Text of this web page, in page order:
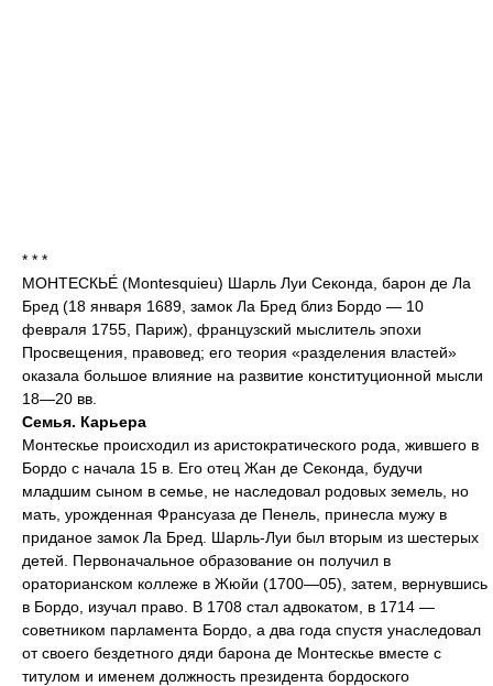
* * *
МОНТЕСКЬЕ́ (Montesquieu) Шарль Луи Секонда, барон де Ла
Бред (18 января 1689, замок Ла Бред близ Бордо — 10
февраля 1755, Париж), французский мыслитель эпохи
Просвещения, правовед; его теория «разделения властей»
оказала большое влияние на развитие конституционной мысли
18—20 вв.
Семья. Карьера
Монтескье происходил из аристократического рода, жившего в
Бордо с начала 15 в. Его отец Жан де Секонда, будучи
младшим сыном в семье, не наследовал родовых земель, но
мать, урожденная Франсуаза де Пенель, принесла мужу в
приданое замок Ла Бред. Шарль-Луи был вторым из шестерых
детей. Первоначальное образование он получил в
ораторианском коллеже в Жюйи (1700—05), затем, вернувшись
в Бордо, изучал право. В 1708 стал адвокатом, в 1714 —
советником парламента Бордо, а два года спустя унаследовал
от своего бездетного дяди барона де Монтескье вместе с
титулом и именем должность президента бордоского